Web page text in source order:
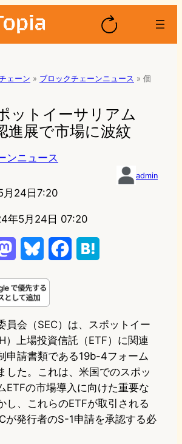
ェーン » ブロックチェーンニュース » 個
ットイーサリアム
進展で市場に波紋
ンニュース
admin
月24日7:20
年5月24日 07:20
s
o
d
o
n
u
e
s
k
y
b
o
o
k
n
a
員会（SEC）は、スポットイー
）上場投資信託（ETF）に関連
申請書類である19b-4フォーム
した。これは、米国でのスポッ
ETFの市場導入に向けた重要な
し、これらのETFが取引される
が発行者のS-1申請を承認する必